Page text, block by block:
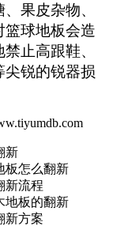
果皮杂物、
篮球地板会造
止高跟鞋、
尖锐的锐器损